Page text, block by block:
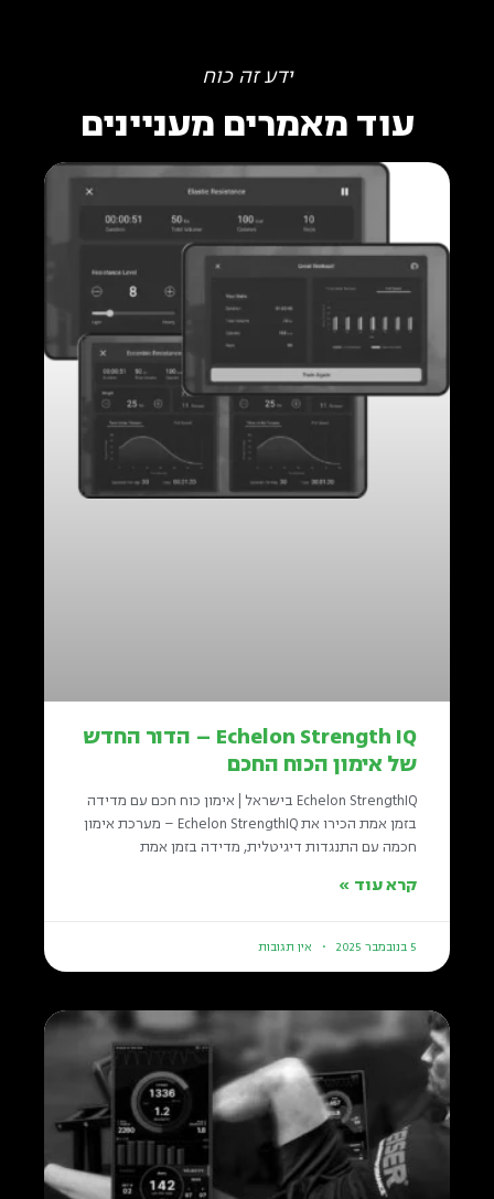
ידע זה כוח
עוד מאמרים מעניינים
Echelon Strength IQ – הדור החדש
של אימון הכוח החכם
Echelon StrengthIQ בישראל | אימון כוח חכם עם מדידה
בזמן אמת הכירו את Echelon StrengthIQ – מערכת אימון
חכמה עם התנגדות דיגיטלית, מדידה בזמן אמת
קרא עוד »
5 בנובמבר 2025 אין תגובות